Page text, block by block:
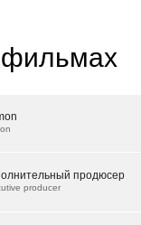
фильмах
продюсер
producer